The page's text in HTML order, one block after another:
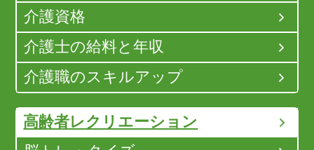
介護資格
介護士の給料と年収
介護職のスキルアップ
高齢者レクリエーション